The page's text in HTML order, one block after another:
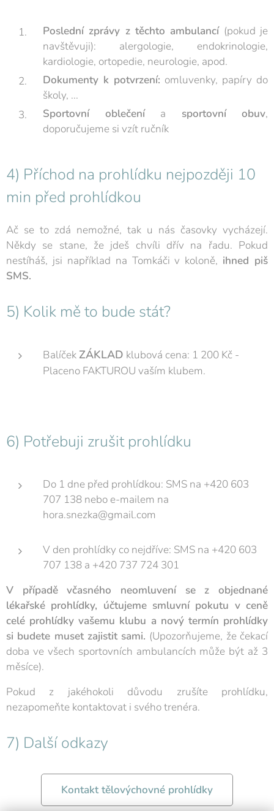
Poslední zprávy z těchto ambulancí(pokud je
navštěvuji): alergologie, endokrinologie,
kardiologie, ortopedie, neurologie, apod.
Dokumenty k potvrzení: omluvenky, papíry do
školy, ...
Sportovní oblečení a sportovní obuv,
doporučujeme si vzít ručník
4) Příchod na prohlídku nejpozději 10
min před prohlídkou
Ač se to zdá nemožné, tak u nás časovky vycházejí.
Někdy se stane, že jdeš chvíli dřív na řadu. Pokud
nestíháš, jsi například na Tomkáči v koloně, ihned piš
SMS.
5) Kolik mě to bude stát?
Balíček ZÁKLAD klubová cena: 1 200 Kč -
Placeno FAKTUROU vaším klubem.
6) Potřebuji zrušit prohlídku
Do 1 dne před prohlídkou: SMS na +420 603
707 138 nebo e-mailem na
hora.snezka@gmail.com
V den prohlídky co nejdříve: SMS na +420 603
707 138 a +420 737 724 301
V případě včasného neomluvení se z objednané
lékařské prohlídky, účtujeme smluvní pokutu v ceně
celé prohlídky vašemu klubu a nový termín prohlídky
si budete muset zajistit sami. (Upozorňujeme, že čekací
doba ve všech sportovních ambulancích může být až 3
měsíce).
Pokud z jakéhokoli důvodu zrušíte prohlídku,
nezapomeňte kontaktovat i svého trenéra.
7) Další odkazy
Kontakt tělovýchovné prohlídky